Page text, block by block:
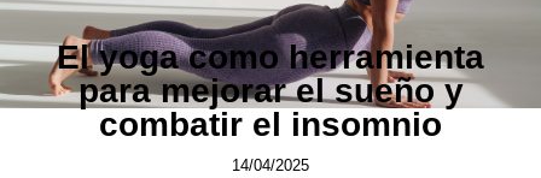
NOVEDADES
El yoga como herramienta
para mejorar el sueño y
combatir el insomnio
14/04/2025